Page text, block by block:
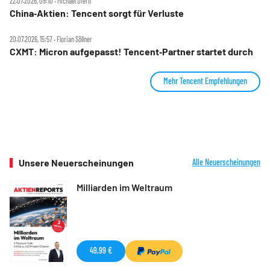
China‑Aktien: Tencent sorgt für Verluste
20.07.2026, 15:57 ‧ Florian Söllner
CXMT: Micron aufgepasst! Tencent‑Partner startet durch
Mehr Tencent Empfehlungen
Unsere Neuerscheinungen Alle Neuerscheinungen
Milliarden im Weltraum
49,99 €